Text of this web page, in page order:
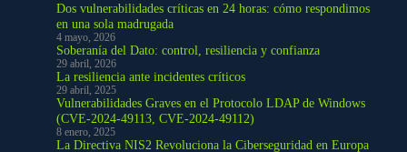
Dos vulnerabilidades críticas en 24 horas: cómo respondimos
en una sola madrugada
4 mayo, 2026
Soberanía del Dato: control, resiliencia y confianza
29 abril, 2026
La resiliencia ante incidentes críticos
29 abril, 2025
Vulnerabilidades Graves en el Protocolo LDAP de Windows
(CVE-2024-49113, CVE-2024-49112)
8 enero, 2025
La Directiva NIS2 Revoluciona la Ciberseguridad en Europa